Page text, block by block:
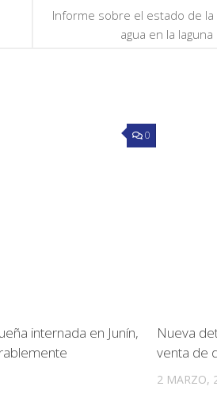
Informe sobre el estado de
agua en la
0
internada en Junín,
Nueva
venta de
2 MARZO,